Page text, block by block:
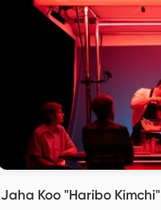
Jaha Koo "Haribo Kimchi"